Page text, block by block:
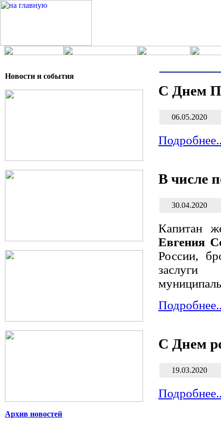
Новости и события
Архив новостей
С Днем
06.05.2020
В числе
30.04.2020
Капитан
Евгения
России,
заслуги
С Днем
19.03.2020